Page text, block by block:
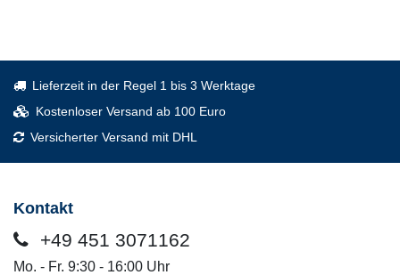
Lieferzeit in der Regel 1 bis 3 Werktage
Kostenloser Versand ab 100 Euro
Versicherter Versand mit DHL
Kontakt
+49 451 3071162
Mo. - Fr. 9:30 - 16:00 Uhr